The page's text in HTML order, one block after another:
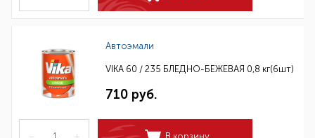
Автоэмали
VIKA 60 / 235 БЛЕДНО-БЕЖЕВАЯ 0,8 кг(6шт)
710 руб.